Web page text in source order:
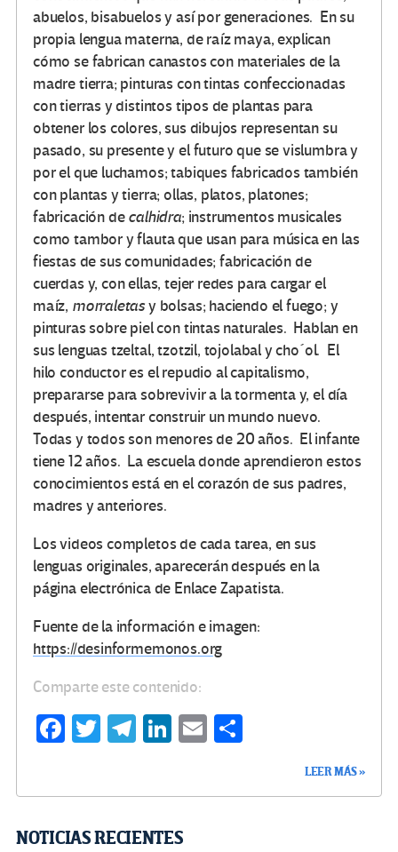
abuelos, bisabuelos y así por generaciones. En su
propia lengua materna, de raíz maya, explican
cómo se fabrican canastos con materiales de la
madre tierra; pinturas con tintas confeccionadas
con tierras y distintos tipos de plantas para
obtener los colores, sus dibujos representan su
pasado, su presente y el futuro que se vislumbra y
por el que luchamos; tabiques fabricados también
con plantas y tierra; ollas, platos, platones;
fabricación decalhidra; instrumentos musicales
como tambor y flauta que usan para música en las
fiestas de sus comunidades; fabricación de
cuerdas y, con ellas, tejer redes para cargar el
maíz, morraletasy bolsas; haciendo el fuego; y
pinturas sobre piel con tintas naturales. Hablan en
sus lenguas tzeltal, tzotzil, tojolabal y cho´ol. El
hilo conductor es el repudio al capitalismo,
prepararse para sobrevivir a la tormenta y, el día
después, intentar construir un mundo nuevo.
Todas y todos son menores de 20 años. El infante
tiene 12 años. La escuela donde aprendieron estos
conocimientos está en el corazón de sus padres,
madres y anteriores.
Los videos completos de cada tarea, en sus
lenguas originales, aparecerán después en la
página electrónica de Enlace Zapatista.
Fuente de la información e imagen:
https://desinformemonos.org
Comparte este contenido:
Fa
o
T
Te
m
Li
n
E
LEER MÁS »
NOTICIAS RECIENTES